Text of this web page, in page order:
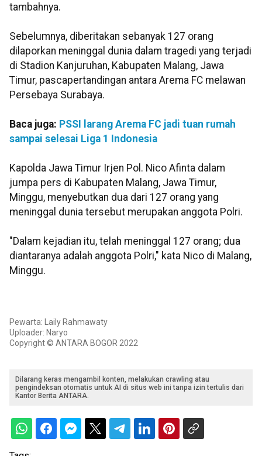
tambahnya.
Sebelumnya, diberitakan sebanyak 127 orang
dilaporkan meninggal dunia dalam tragedi yang terjadi
di Stadion Kanjuruhan, Kabupaten Malang, Jawa
Timur, pascapertandingan antara Arema FC melawan
Persebaya Surabaya.
Baca juga: PSSI larang Arema FC jadi tuan rumah
sampai selesai Liga 1 Indonesia
Kapolda Jawa Timur Irjen Pol. Nico Afinta dalam
jumpa pers di Kabupaten Malang, Jawa Timur,
Minggu, menyebutkan dua dari 127 orang yang
meninggal dunia tersebut merupakan anggota Polri.
"Dalam kejadian itu, telah meninggal 127 orang; dua
diantaranya adalah anggota Polri," kata Nico di Malang,
Minggu.
Pewarta: Laily Rahmawaty
Uploader: Naryo
Copyright © ANTARA BOGOR 2022
Dilarang keras mengambil konten, melakukan crawling atau
pengindeksan otomatis untuk AI di situs web ini tanpa izin tertulis dari
Kantor Berita ANTARA.